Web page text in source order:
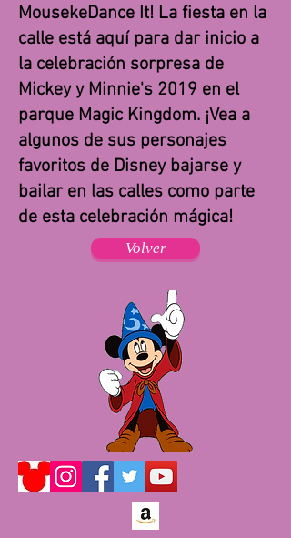
MousekeDance It! La fiesta en la
calle está aquí para dar inicio a
la celebración sorpresa de
Mickey y Minnie's 2019 en el
parque Magic Kingdom. ¡Vea a
algunos de sus personajes
favoritos de Disney bajarse y
bailar en las calles como parte
de esta celebración mágica!
Volver